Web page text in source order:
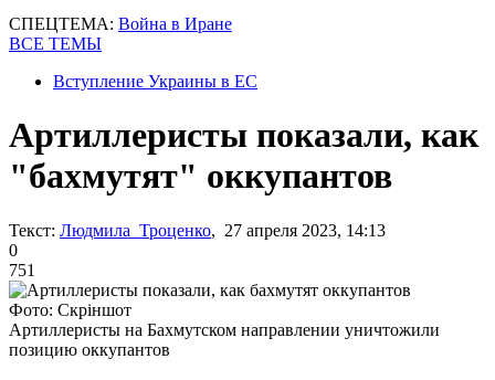
СПЕЦТЕМА: Война в Иране
ВСЕ ТЕМЫ
Вступление Украины в ЕС
Артиллеристы показали, как
"бахмутят" оккупантов
Текст: Людмила Троценко, 27 апреля 2023, 14:13
0
751
Фото: Скріншот
Артиллеристы на Бахмутском направлении уничтожили
позицию оккупантов